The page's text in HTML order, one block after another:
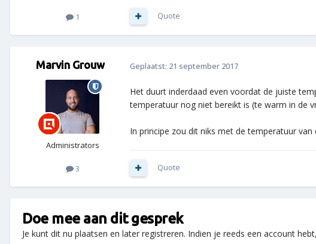
1 Quote
Marvin Grouw
Administrators
3
Geplaatst: 21 september 2017
Het duurt inderdaad even voordat de juiste
temperatuur nog niet bereikt is (te warm in de
In principe zou dit niks met de temperatuur
Quote
Doe mee aan dit gesprek
Je kunt dit nu plaatsen en later registreren. Indien je reeds een account hebt,